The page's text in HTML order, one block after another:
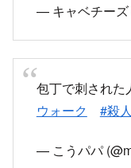
わりと近いし
ウォーク
#殺